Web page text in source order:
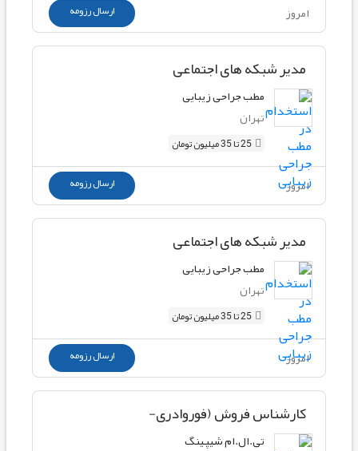
امروز ارسال رزومه
مدیر شبکه های اجتماعی
مطب جراحی زیبایی
تهران
25 تا 35 میلیون تومان
امروز ارسال رزومه
مدیر شبکه های اجتماعی
مطب جراحی زیبایی
تهران
25 تا 35 میلیون تومان
امروز ارسال رزومه
کارشناس فروش (فوروادری-
دریایی،هوایی،ریلی)
تی.ال.ام شیپینگ